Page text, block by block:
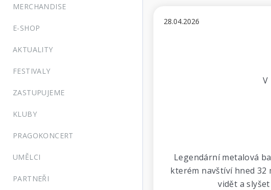
MERCHANDISE
E-SHOP
AKTUALITY
FESTIVALY
ZASTUPUJEME
KLUBY
PRAGOKONCERT
UMĚLCI
PARTNEŘI
28.04.2026
V
Legendární metalová
kterém navštíví hned 32
vidět a